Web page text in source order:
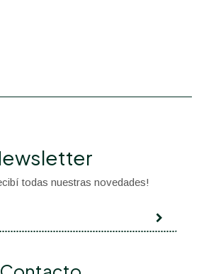
todas nuestras novedades!